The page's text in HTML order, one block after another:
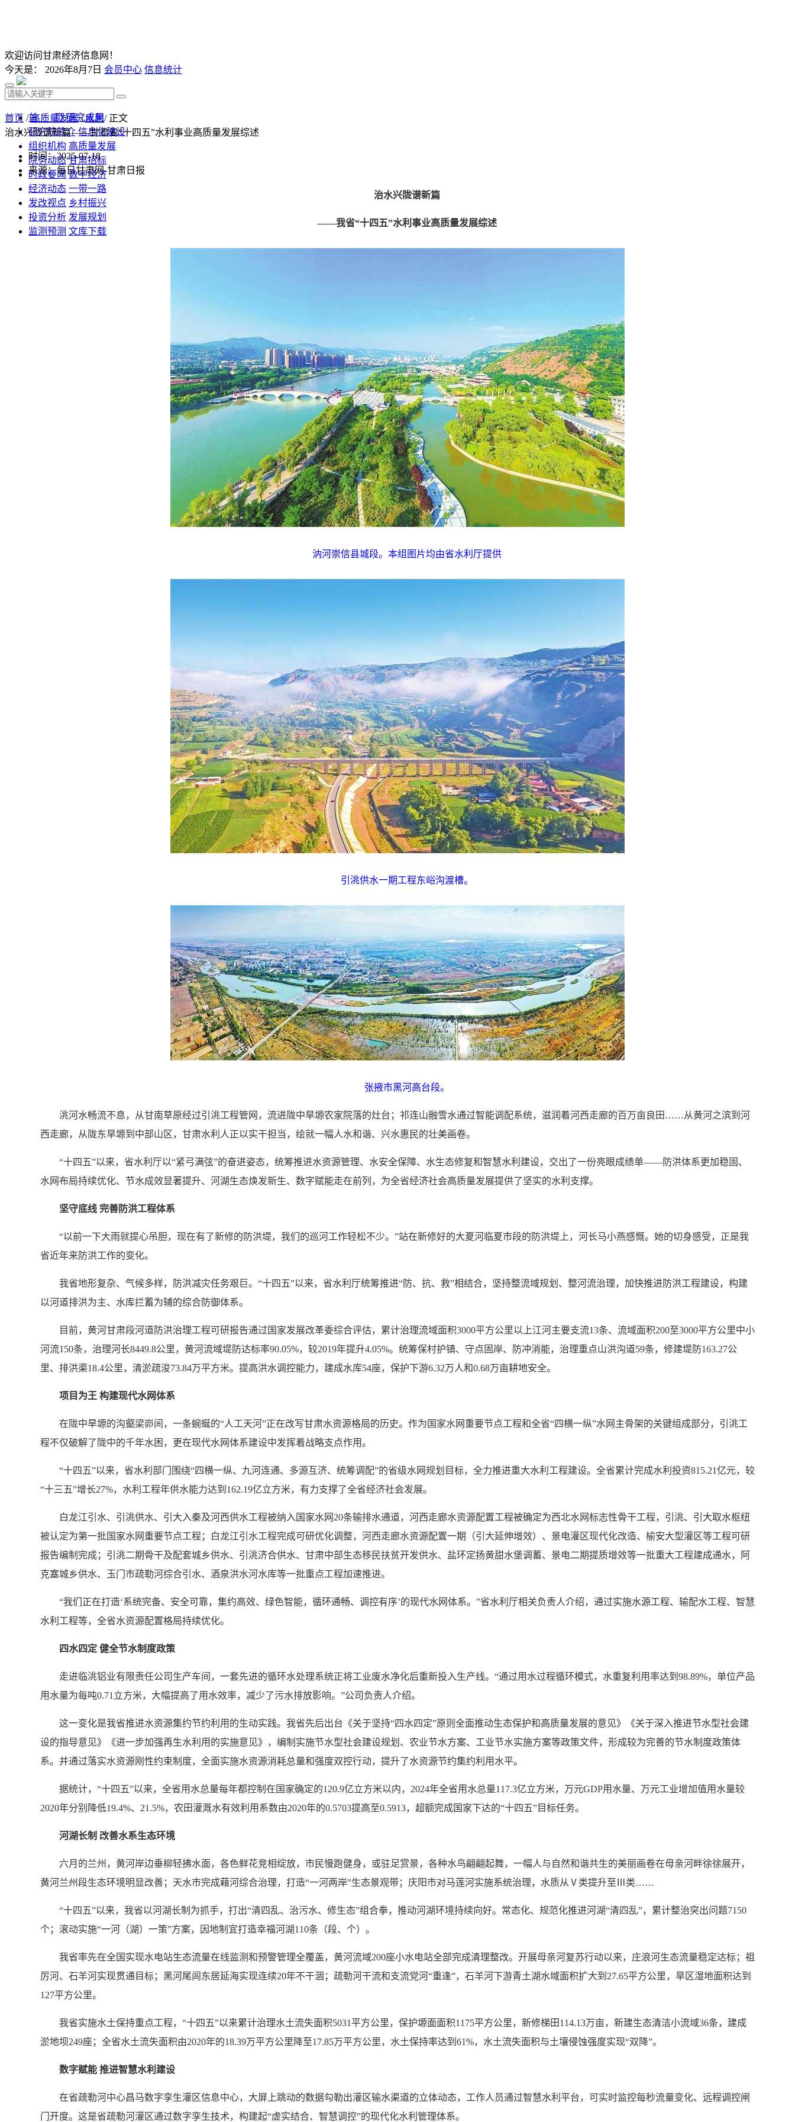
欢迎访问甘肃经济信息网！
今天是： 2026年8月7日 会员中心 信息统计
首 页 研究成果
研究院简介 信息化建设
组织机构 高质量发展
院务动态 甘肃招标
时政要闻 数字经济
经济动态 一带一路
发改视点 乡村振兴
投资分析 发展规划
监测预测 文库下载
首页 /高质量发展/水利/ 正文
治水兴陇谱新篇——甘肃省“十四五”水利事业高质量发展综述
时间：2025-07-18
来源：每日甘肃网-甘肃日报
治水兴陇谱新篇
——我省“十四五”水利事业高质量发展综述
汭河崇信县城段。本组图片均由省水利厅提供
引洮供水一期工程东峪沟渡槽。
张掖市黑河高台段。
洮河水畅流不息，从甘南草原经过引洮工程管网，流进陇中旱塬农家院落的灶台；祁连山融雪水通过智能调配系统，滋润着河西走廊的百万亩良田……从黄河之滨到河
西走廊，从陇东旱塬到中部山区，甘肃水利人正以实干担当，绘就一幅人水和谐、兴水惠民的壮美画卷。
“十四五”以来，省水利厅以“紧弓满弦”的奋进姿态，统筹推进水资源管理、水安全保障、水生态修复和智慧水利建设，交出了一份亮眼成绩单——防洪体系更加稳固、
水网布局持续优化、节水成效显著提升、河湖生态焕发新生、数字赋能走在前列，为全省经济社会高质量发展提供了坚实的水利支撑。
坚守底线 完善防洪工程体系
“以前一下大雨就提心吊胆，现在有了新修的防洪堤，我们的巡河工作轻松不少。”站在新修好的大夏河临夏市段的防洪堤上，河长马小燕感慨。她的切身感受，正是我
省近年来防洪工作的变化。
我省地形复杂、气候多样，防洪减灾任务艰巨。“十四五”以来，省水利厅统筹推进“防、抗、救”相结合，坚持整流域规划、整河流治理，加快推进防洪工程建设，构建
以河道排洪为主、水库拦蓄为辅的综合防御体系。
目前，黄河甘肃段河道防洪治理工程可研报告通过国家发展改革委综合评估，累计治理流域面积3000平方公里以上江河主要支流13条、流域面积200至3000平方公里中小
河流150条，治理河长8449.8公里，黄河流域堤防达标率90.05%，较2019年提升4.05%。统筹保村护镇、守点固岸、防冲消能，治理重点山洪沟道59条，修建堤防163.27公
里、排洪渠18.4公里，清淤疏浚73.84万平方米。提高洪水调控能力，建成水库54座，保护下游6.32万人和0.68万亩耕地安全。
项目为王 构建现代水网体系
在陇中旱塬的沟壑梁峁间，一条蜿蜒的“人工天河”正在改写甘肃水资源格局的历史。作为国家水网重要节点工程和全省“四横一纵”水网主骨架的关键组成部分，引洮工
程不仅破解了陇中的千年水困，更在现代水网体系建设中发挥着战略支点作用。
“十四五”以来，省水利部门围绕“四横一纵、九河连通、多源互济、统筹调配”的省级水网规划目标，全力推进重大水利工程建设。全省累计完成水利投资815.21亿元，较
“十三五”增长27%，水利工程年供水能力达到162.19亿立方米，有力支撑了全省经济社会发展。
白龙江引水、引洮供水、引大入秦及河西供水工程被纳入国家水网20条输排水通道，河西走廊水资源配置工程被确定为西北水网标志性骨干工程，引洮、引大取水枢纽
被认定为第一批国家水网重要节点工程；白龙江引水工程完成可研优化调整，河西走廊水资源配置一期（引大延伸增效）、景电灌区现代化改造、榆安大型灌区等工程可研
报告编制完成；引洮二期骨干及配套城乡供水、引洮济合供水、甘肃中部生态移民扶贫开发供水、盐环定扬黄甜水堡调蓄、景电二期提质增效等一批重大工程建成通水，阿
克塞城乡供水、玉门市疏勒河综合引水、酒泉洪水河水库等一批重点工程加速推进。
“我们正在打造‘系统完备、安全可靠，集约高效、绿色智能，循环通畅、调控有序’的现代水网体系。”省水利厅相关负责人介绍，通过实施水源工程、输配水工程、智慧
水利工程等，全省水资源配置格局持续优化。
四水四定 健全节水制度政策
走进临洮铝业有限责任公司生产车间，一套先进的循环水处理系统正将工业废水净化后重新投入生产线。“通过用水过程循环模式，水重复利用率达到98.89%，单位产品
用水量为每吨0.71立方米，大幅提高了用水效率，减少了污水排放影响。”公司负责人介绍。
这一变化是我省推进水资源集约节约利用的生动实践。我省先后出台《关于坚持“四水四定”原则全面推动生态保护和高质量发展的意见》《关于深入推进节水型社会建
设的指导意见》《进一步加强再生水利用的实施意见》，编制实施节水型社会建设规划、农业节水方案、工业节水实施方案等政策文件，形成较为完善的节水制度政策体
系。并通过落实水资源刚性约束制度，全面实施水资源消耗总量和强度双控行动，提升了水资源节约集约利用水平。
据统计，“十四五”以来，全省用水总量每年都控制在国家确定的120.9亿立方米以内，2024年全省用水总量117.3亿立方米，万元GDP用水量、万元工业增加值用水量较
2020年分别降低19.4%、21.5%，农田灌溉水有效利用系数由2020年的0.5703提高至0.5913，超额完成国家下达的“十四五”目标任务。
河湖长制 改善水系生态环境
六月的兰州，黄河岸边垂柳轻拂水面，各色鲜花竞相绽放，市民慢跑健身，或驻足赏景，各种水鸟翩翩起舞，一幅人与自然和谐共生的美丽画卷在母亲河畔徐徐展开，
黄河兰州段生态环境明显改善；天水市完成藉河综合治理，打造“一河两岸”生态景观带；庆阳市对马莲河实施系统治理，水质从Ⅴ类提升至Ⅲ类……
“十四五”以来，我省以河湖长制为抓手，打出“清四乱、治污水、修生态”组合拳，推动河湖环境持续向好。常态化、规范化推进河湖“清四乱”，累计整治突出问题7150
个；滚动实施“一河（湖）一策”方案，因地制宜打造幸福河湖110条（段、个）。
我省率先在全国实现水电站生态流量在线监测和预警管理全覆盖，黄河流域200座小水电站全部完成清理整改。开展母亲河复苏行动以来，庄浪河生态流量稳定达标；祖
厉河、石羊河实现贯通目标；黑河尾闾东居延海实现连续20年不干涸；疏勒河干流和支流党河“重逢”，石羊河下游青土湖水域面积扩大到27.65平方公里，旱区湿地面积达到
127平方公里。
我省实施水土保持重点工程，“十四五”以来累计治理水土流失面积5031平方公里，保护塬面面积1175平方公里，新修梯田114.13万亩，新建生态清洁小流域36条，建成
淤地坝249座；全省水土流失面积由2020年的18.39万平方公里降至17.85万平方公里，水土保持率达到61%，水土流失面积与土壤侵蚀强度实现“双降”。
数字赋能 推进智慧水利建设
在省疏勒河中心昌马数字孪生灌区信息中心，大屏上跳动的数据勾勒出灌区输水渠道的立体动态，工作人员通过智慧水利平台，可实时监控每秒流量变化、远程调控闸
门开度。这是省疏勒河灌区通过数字孪生技术，构建起“虚实结合、智慧调控”的现代化水利管理体系。